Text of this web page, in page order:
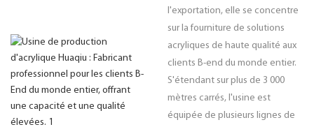
l'exportation, elle se concentre
sur la fourniture de solutions
acryliques de haute qualité aux
clients B-end du monde entier.
S'étendant sur plus de 3 000
mètres carrés, l'usine est
équipée de plusieurs lignes de